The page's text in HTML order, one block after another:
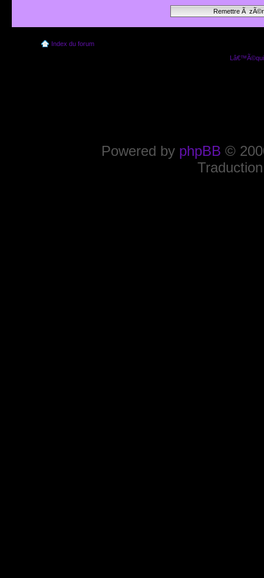
Index du forum
Powered by phpBB ©